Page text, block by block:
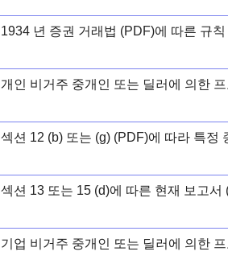
1934 년 증권 거래법 (PDF)에 따른 규
개인 비거주 중개인 또는 딜러에 의한
섹션 12 (b) 또는 (g) (PDF)에 따라 특정
섹션 13 또는 15 (d)에 따른 현재 보고서
기업 비거주 중개인 또는 딜러에 의한